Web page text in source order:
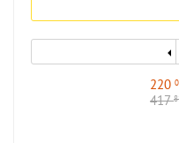
220
417